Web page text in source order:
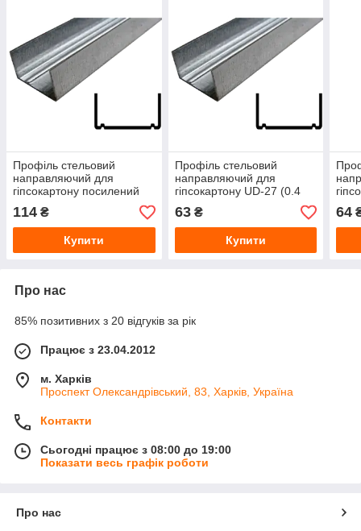
Профіль стельовий
направляючий для
гіпсокартону посилений
UD-27 (0.5 мм) 4 м
114 ₴
Купити
Профіль стельовий
направляючий для
гіпсокартону UD-27 (0.4
мм) 3 м
63₴
Купити
мм)
64
Про нас
85% позитивних з 20 відгуків за рік
Працює з 23.04.2012
м. Харків
Проспект Олександрівський, 83, Харків, Україна
Контакти
Сьогодні працює з 08:00 до 19:00
Показати весь графік роботи
Про нас